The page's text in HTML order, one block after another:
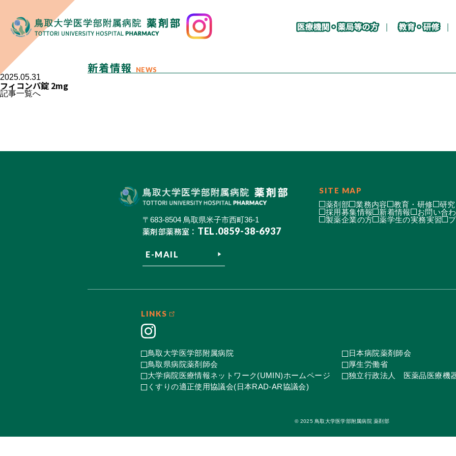
新着情報 NEWS
2025.05.31
フィコンパ錠 2mg
記事一覧へ
〒683-8504 鳥取県米子市西町36-1
薬剤部薬務室： TEL.0859-38-6937
E-MAIL
SITE MAP
薬剤部 業務内容 教育・研修 研
採用募集情報
新着情報 お問い合
製薬企業の方
薬学生の実務実習
LINKS
鳥取大学医学部附属病院
日本病院薬剤師会
鳥取県病院薬剤師会
厚生労働省
大学病院医療情報ネットワーク(UMIN)ホームページ
独立行政法人 医薬品医療機
くすりの適正使用協議会(日本RAD-AR協議会)
© 2025 鳥取大学医学部附属病院 薬剤部